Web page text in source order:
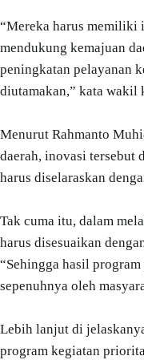
“Mereka harus memiliki
mendukung kemajuan
peningkatan pelayanan
diutamakan,” kata wakil
Menurut Rahmanto
daerah, inovasi tersebut
harus diselaraskan
Tak cuma itu, dalam
harus disesuaikan
“Sehingga hasil
sepenuhnya oleh
Lebih lanjut di
program kegiatan